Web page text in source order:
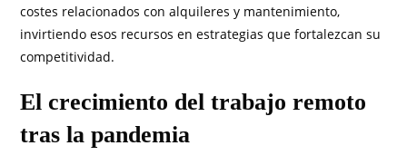
costes relacionados con alquileres y mantenimiento,
invirtiendo esos recursos en estrategias que fortalezcan su
competitividad.
El crecimiento del trabajo remoto
tras la pandemia